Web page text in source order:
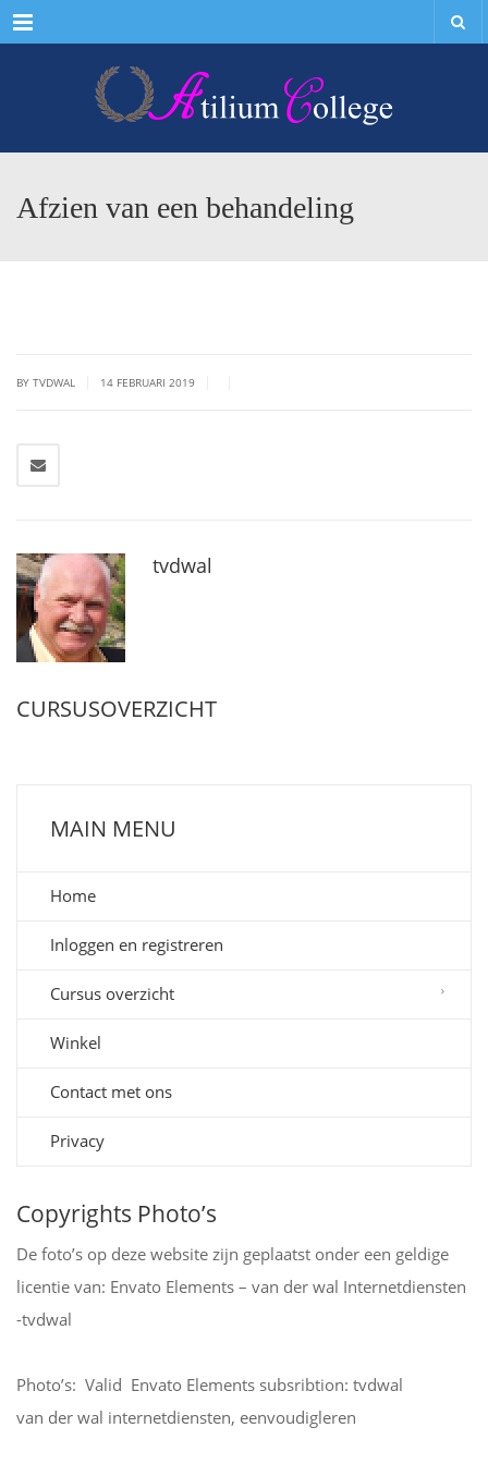
Menu
Afzien van een behandeling
BY TVDWAL 14 FEBRUARI 2019
tvdwal
CURSUSOVERZICHT
MAIN MENU
Home
Inloggen en registreren
Cursus overzicht
Winkel
Contact met ons
Privacy
Copyrights Photo’s
De foto’s op deze website zijn geplaatst onder een geldige
licentie van: Envato Elements – van der wal Internetdiensten
-tvdwal
Photo’s: Valid Envato Elements subsribtion: tvdwal
van der wal internetdiensten, eenvoudigleren